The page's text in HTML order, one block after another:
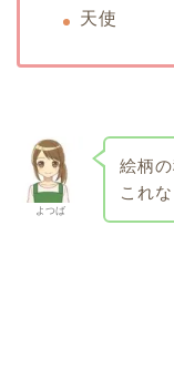
天使
よつば
絵柄
これ